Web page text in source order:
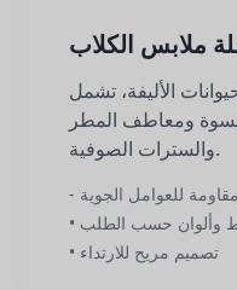
ملابس الكلاب
الأليفة، تشمل
ومعاطف المطر
والسترات الصوفية.
مقاومة للعوامل الجوية
وألوان حسب الطلب
• تصميم مريح للارتداء